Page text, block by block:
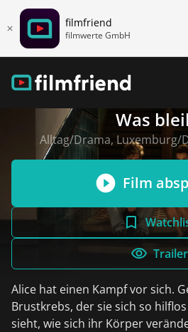
filmfriend
filmwerte GmbH
Was
Alltag/Drama, Luxemburg/
Film
Trailer
Alice hat einen Kampf vor sich.
Brustkrebs, der sie sich so
sieht, wie sich ihr Körper